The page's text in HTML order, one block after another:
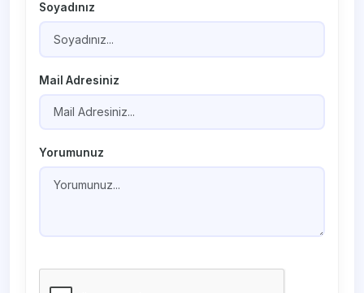
Soyadınız
Mail Adresiniz
Yorumunuz